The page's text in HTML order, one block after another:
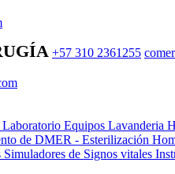
+57 310 2361255
Laboratorio Equipos Lavanderia
de DMER - Esterilización
Simuladores de Signos vitales